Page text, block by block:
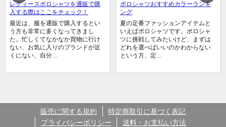
レディースポロシャツを通販で購
入する際はここをチェック！
最近は、服を通販で購入するとい
う方も非常に多くなってきまし
た。忙しくてなかなか買物に行け
ない、お気に入りのブランドが近
くにない、自分…
ポロシャツおすすめカラーランキ
ング
夏の定番ファッションアイテムと
いえばポロシャツです。ポロシャ
ツに挑戦してみたいけど、まずは
どれを選べばいいのかわからない
という方、定…
販売に関する規約
特定商取引に基づく表記
プライバシーポリシー
送料・お支払い方法